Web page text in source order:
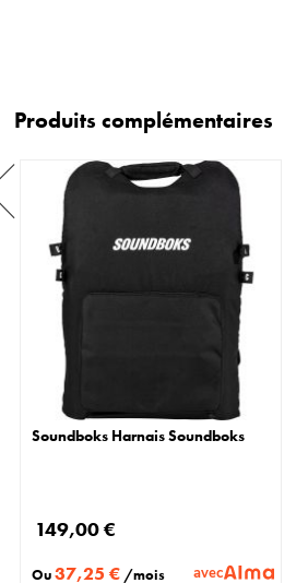
Produits complémentaires
Soundboks Harnais Soundboks
149,00 €
Ou37,25 € /mois avec